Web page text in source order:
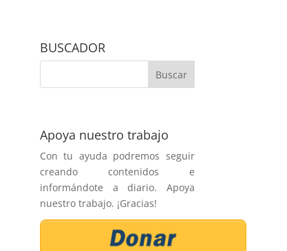
BUSCADOR
Apoya nuestro trabajo
Con tu ayuda podremos seguir
creando contenidos e
informándote a diario. Apoya
nuestro trabajo. ¡Gracias!